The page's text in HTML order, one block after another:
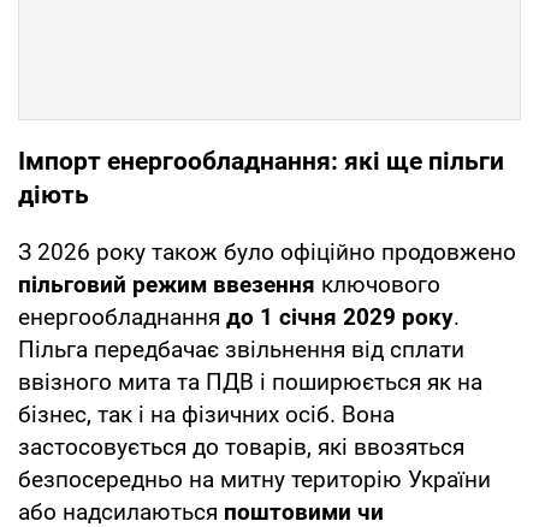
Імпорт енергообладнання: які ще пільги
діють
З 2026 року також було офіційно продовжено
пільговий режим ввезення ключового
енергообладнання до 1 січня 2029 року.
Пільга передбачає звільнення від сплати
ввізного мита та ПДВ і поширюється як на
бізнес, так і на фізичних осіб. Вона
застосовується до товарів, які ввозяться
безпосередньо на митну територію України
або надсилаються поштовими чи